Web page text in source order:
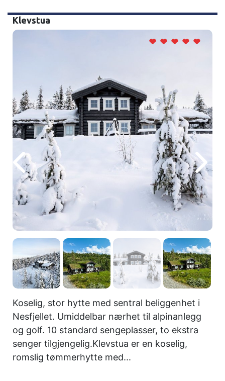
Klevstua
Koselig, stor hytte med sentral beliggenhet i
Nesfjellet. Umiddelbar nærhet til alpinanlegg
og golf. 10 standard sengeplasser, to ekstra
senger tilgjengelig.Klevstua er en koselig,
romslig tømmerhytte med...